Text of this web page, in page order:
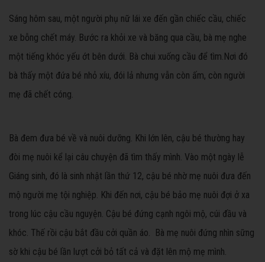
Sáng hôm sau, một người phụ nữ lái xe đến gần chiếc cầu, chiếc
xe bỗng chết máy. Bước ra khỏi xe và băng qua cầu, bà mẹ nghe
một tiếng khóc yếu ớt bên dưới. Bà chui xuống cầu để tìm.Nơi đó
bà thấy một đứa bé nhỏ xíu, đói lả nhưng vẫn còn ấm, còn người
mẹ đã chết cóng.
Bà đem đưa bé về và nuôi dưỡng. Khi lớn lên, cậu bé thường hay
đòi mẹ nuôi kể lại câu chuyện đã tìm thấy mình. Vào một ngày lễ
Giáng sinh, đó là sinh nhật lần thứ 12, cậu bé nhờ mẹ nuôi đưa đến
mộ người mẹ tội nghiệp. Khi đến nơi, cậu bé bảo mẹ nuôi đợi ở xa
trong lúc cậu cầu nguyện. Cậu bé đứng cạnh ngôi mộ, cúi đầu và
khóc. Thế rồi cậu bắt đầu cởi quần áo. Bà mẹ nuôi đứng nhìn sững
sờ khi cậu bé lần lượt cởi bỏ tất cả và đặt lên mộ mẹ mình.